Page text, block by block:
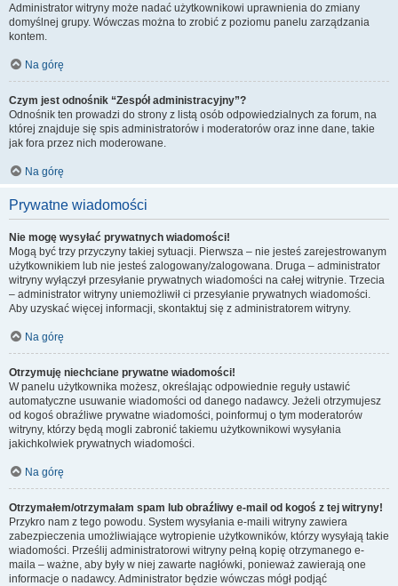
Administrator witryny może nadać użytkownikowi uprawnienia do zmiany
domyślnej grupy. Wówczas można to zrobić z poziomu panelu zarządzania
kontem.
Na górę
Czym jest odnośnik “Zespół administracyjny”?
Odnośnik ten prowadzi do strony z listą osób odpowiedzialnych za forum, na
której znajduje się spis administratorów i moderatorów oraz inne dane, takie
jak fora przez nich moderowane.
Na górę
Prywatne wiadomości
Nie mogę wysyłać prywatnych wiadomości!
Mogą być trzy przyczyny takiej sytuacji. Pierwsza – nie jesteś zarejestrowanym
użytkownikiem lub nie jesteś zalogowany/zalogowana. Druga – administrator
witryny wyłączył przesyłanie prywatnych wiadomości na całej witrynie. Trzecia
– administrator witryny uniemożliwił ci przesyłanie prywatnych wiadomości.
Aby uzyskać więcej informacji, skontaktuj się z administratorem witryny.
Na górę
Otrzymuję niechciane prywatne wiadomości!
W panelu użytkownika możesz, określając odpowiednie reguły ustawić
automatyczne usuwanie wiadomości od danego nadawcy. Jeżeli otrzymujesz
od kogoś obraźliwe prywatne wiadomości, poinformuj o tym moderatorów
witryny, którzy będą mogli zabronić takiemu użytkownikowi wysyłania
jakichkolwiek prywatnych wiadomości.
Na górę
Otrzymałem/otrzymałam spam lub obraźliwy e-mail od kogoś z tej witryny!
Przykro nam z tego powodu. System wysyłania e-maili witryny zawiera
zabezpieczenia umożliwiające wytropienie użytkowników, którzy wysyłają takie
wiadomości. Prześlij administratorowi witryny pełną kopię otrzymanego e-
maila – ważne, aby były w niej zawarte nagłówki, ponieważ zawierają one
informacje o nadawcy. Administrator będzie wówczas mógł podjąć